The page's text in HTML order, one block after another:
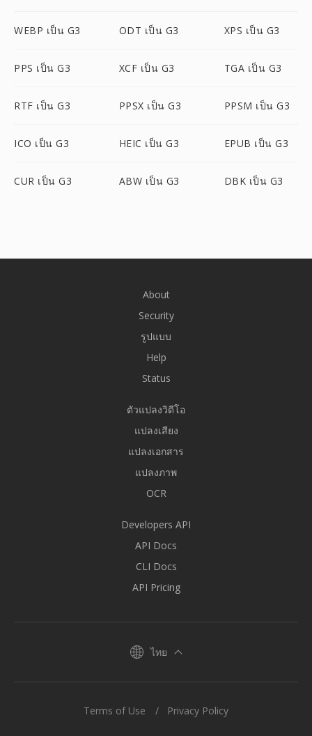
WEBP เป็น G3 ODT เป็น G3 XPS เป็น G3
PPS เป็น G3 XCF เป็น G3 TGA เป็น G3
RTF เป็น G3 PPSX เป็น G3 PPSM เป็น G3
ICO เป็น G3 HEIC เป็น G3 EPUB เป็น G3
CUR เป็น G3 ABW เป็น G3 DBK เป็น G3
About
Security
รูปแบบ
Help
Status
ตัวแปลงวิดีโอ
แปลงเสียง
แปลงเอกสาร
แปลงภาพ
OCR
Developers API
API Docs
CLI Docs
API Pricing
ไทย
Terms of Use Privacy Policy